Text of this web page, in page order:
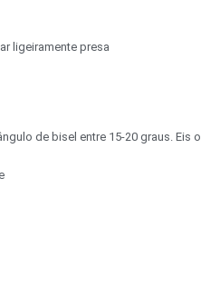
ligeiramente presa
de bisel entre 15-20 graus. Eis